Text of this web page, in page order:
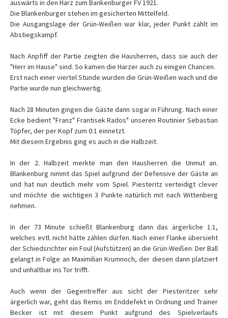
auswärts in den Harz zum Bankenburger FV 1921.
Die Blankenburger stehen im gesicherten Mittelfeld.
Die Ausgangslage der Grün-Weißen war klar, jeder Punkt zählt im
Abstiegskampf.
Nach Anpfiff der Partie zeigten die Hausherren, dass sie auch der
"Herr im Hause" sind. So kamen die Harzer auch zu einigen Chancen.
Erst nach einer viertel Stunde wurden die Grün-Weißen wach und die
Partie wurde nun gleichwertig.
Nach 28 Minuten gingen die Gäste dann sogar in Führung. Nach einer
Ecke bedient "Franz" Frantisek Rados" unseren Routinier Sebastian
Töpfer, der per Kopf zum 0:1 einnetzt.
Mit diesem Ergebnis ging es auch in die Halbzeit.
In der 2. Halbzeit merkte man den Hausherren die Unmut an.
Blankenburg nimmt das Spiel aufgrund der Defensive der Gäste an
und hat nun deutlich mehr vom Spiel. Piesteritz verteidigt clever
und möchte die wichtigen 3 Punkte natürlich mit nach Wittenberg
nehmen.
In der 73 Minute schießt Blankenburg dann das ärgerliche 1:1,
welches evtl. nicht hätte zählen dürfen. Nach einer Flanke übersieht
der Schiedsrichter ein Foul (Aufstützen) an die Grün-Weißen. Der Ball
gelangt in Folge an Maximilian Krumnoch, der diesen dann platziert
und unhaltbar ins Tor trifft.
Auch wenn der Gegentreffer aus sicht der Piesteritzer sehr
ärgerlich war, geht das Remis im Enddefekt in Ordnung und Trainer
Becker ist mit diesem Punkt aufgrund des Spielverlaufs